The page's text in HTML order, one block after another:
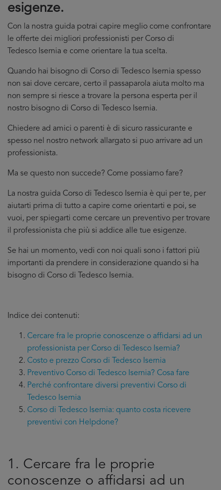
esigenze.
Con la nostra guida potrai capire meglio come confrontare
le offerte dei migliori professionisti per Corso di
Tedesco Isernia e come orientare la tua scelta.
Quando hai bisogno di Corso di Tedesco Isernia spesso
non sai dove cercare, certo il passaparola aiuta molto ma
non sempre si riesce a trovare la persona esperta per il
nostro bisogno di Corso di Tedesco Isernia.
Chiedere ad amici o parenti è di sicuro rassicurante e
spesso nel nostro network allargato si puo arrivare ad un
professionista.
Ma se questo non succede? Come possiamo fare?
La nostra guida Corso di Tedesco Isernia è qui per te, per
aiutarti prima di tutto a capire come orientarti e poi, se
vuoi, per spiegarti come cercare un preventivo per trovare
il professionista che più si addice alle tue esigenze.
Se hai un momento, vedi con noi quali sono i fattori più
importanti da prendere in considerazione quando si ha
bisogno di Corso di Tedesco Isernia.
Indice dei contenuti:
Cercare fra le proprie conoscenze o affidarsi ad un
professionista per Corso di Tedesco Isernia?
Costo e prezzo Corso di Tedesco Isernia
Preventivo Corso di Tedesco Isernia? Cosa fare
Perché confrontare diversi preventivi Corso di
Tedesco Isernia
Corso di Tedesco Isernia: quanto costa ricevere
preventivi con Helpdone?
1. Cercare fra le proprie
conoscenze o affidarsi ad un